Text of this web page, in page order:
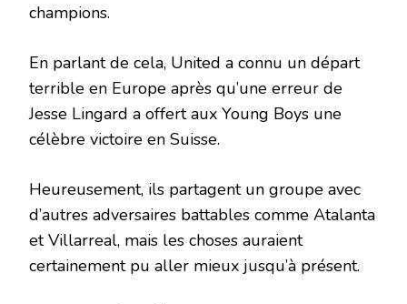
champions.
En parlant de cela, United a connu un départ
terrible en Europe après qu’une erreur de
Jesse Lingard a offert aux Young Boys une
célèbre victoire en Suisse.
Heureusement, ils partagent un groupe avec
d’autres adversaires battables comme Atalanta
et Villarreal, mais les choses auraient
certainement pu aller mieux jusqu’à présent.